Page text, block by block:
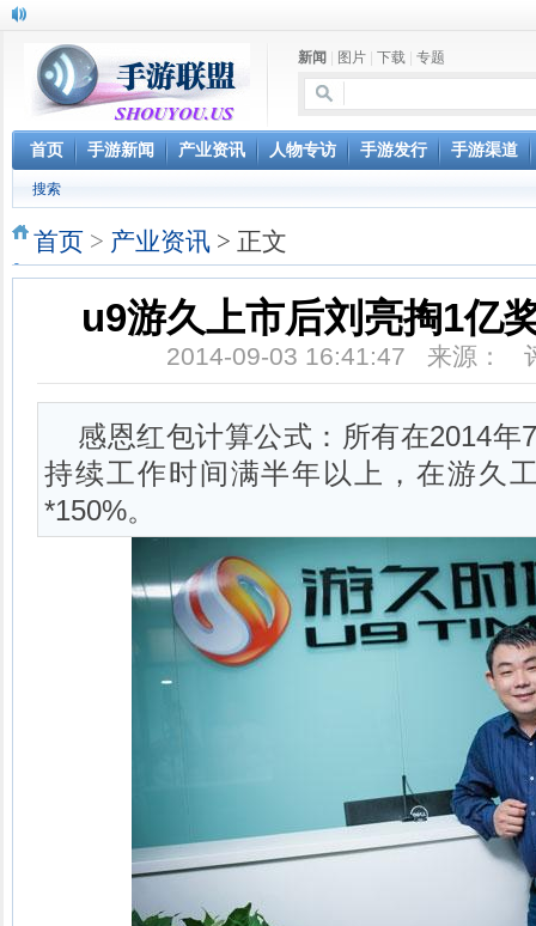
新闻 图片 下载 专题
首页 手游新闻 产业资讯 人物专访 手游发行 手游渠道
搜索
首页 > 产业资讯 > 正文
u9游久上市后刘亮掏1亿
2014-09-03 16:41:47 来源：
感恩红包计算公式：所有在2014年
持续工作时间满半年以上，在游久
*150%。